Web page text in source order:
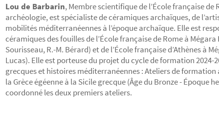
Lou de Barbarin, Membre scientifique de l’École française de
archéologie, est spécialiste de céramiques archaïques, de
mobilités méditerranéennes à l’époque archaïque. Elle est
céramiques des fouilles de l’École française de Rome à
Sourisseau, R.-M. Bérard) et de l’École française d’Athènes à
Lucas). Elle est porteuse du projet du cycle de formation 2024-
grecques et histoires méditerranéennes : Ateliers de formation
la Grèce égéenne à la Sicile grecque (Âge du Bronze - Époque
coordonné les deux premiers ateliers.